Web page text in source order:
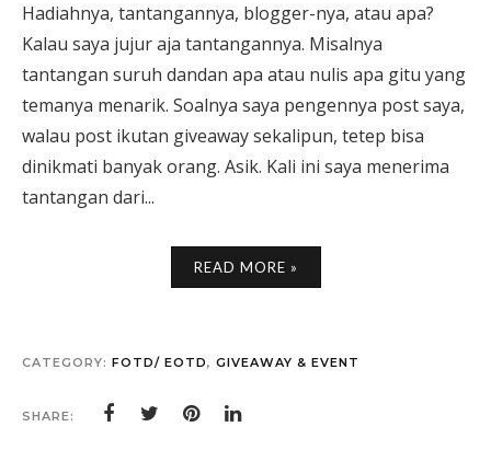
Hadiahnya, tantangannya, blogger-nya, atau apa?
Kalau saya jujur aja tantangannya. Misalnya
tantangan suruh dandan apa atau nulis apa gitu yang
temanya menarik. Soalnya saya pengennya post saya,
walau post ikutan giveaway sekalipun, tetep bisa
dinikmati banyak orang. Asik. Kali ini saya menerima
tantangan dari...
READ MORE »
CATEGORY: FOTD/ EOTD, GIVEAWAY & EVENT
SHARE: